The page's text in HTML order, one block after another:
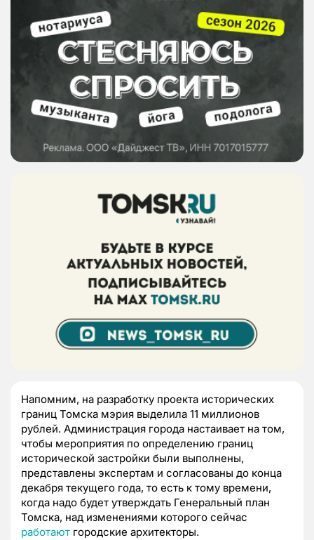
Напомним, на разработку проекта исторических
границ Томска мэрия выделила 11 миллионов
рублей. Администрация города настаивает на том,
чтобы мероприятия по определению границ
исторической застройки были выполнены,
представлены экспертам и согласованы до конца
декабря текущего года, то есть к тому времени,
когда надо будет утверждать Генеральный план
Томска, над изменениями которого сейчас
работают городские архитекторы.